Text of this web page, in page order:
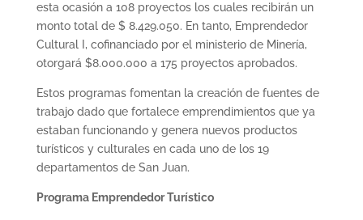
esta ocasión a 108 proyectos los cuales recibirán un
monto total de $ 8.429.050. En tanto, Emprendedor
Cultural I, cofinanciado por el ministerio de Minería,
otorgará $8.000.000 a 175 proyectos aprobados.
Estos programas fomentan la creación de fuentes de
trabajo dado que fortalece emprendimientos que ya
estaban funcionando y genera nuevos productos
turísticos y culturales en cada uno de los 19
departamentos de San Juan.
Programa Emprendedor Turístico